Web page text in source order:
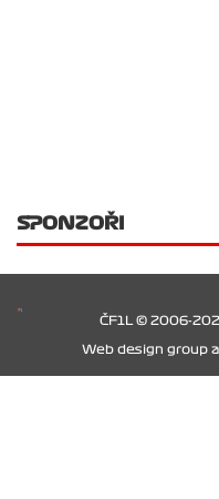
SPONZOŘI
ČF1L © 2006-
Web design group